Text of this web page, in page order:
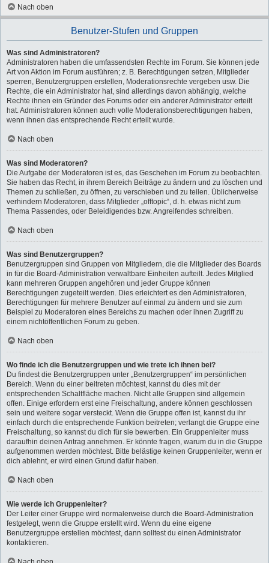
Nach oben
Benutzer-Stufen und Gruppen
Was sind Administratoren?
Administratoren haben die umfassendsten Rechte im Forum. Sie können jede
Art von Aktion im Forum ausführen; z. B. Berechtigungen setzen, Mitglieder
sperren, Benutzergruppen erstellen, Moderationsrechte vergeben usw. Die
Rechte, die ein Administrator hat, sind allerdings davon abhängig, welche
Rechte ihnen ein Gründer des Forums oder ein anderer Administrator erteilt
hat. Administratoren können auch volle Moderationsberechtigungen haben,
wenn ihnen das entsprechende Recht erteilt wurde.
Nach oben
Was sind Moderatoren?
Die Aufgabe der Moderatoren ist es, das Geschehen im Forum zu beobachten.
Sie haben das Recht, in ihrem Bereich Beiträge zu ändern und zu löschen und
Themen zu schließen, zu öffnen, zu verschieben und zu teilen. Üblicherweise
verhindern Moderatoren, dass Mitglieder „offtopic“, d. h. etwas nicht zum
Thema Passendes, oder Beleidigendes bzw. Angreifendes schreiben.
Nach oben
Was sind Benutzergruppen?
Benutzergruppen sind Gruppen von Mitgliedern, die die Mitglieder des Boards
in für die Board-Administration verwaltbare Einheiten aufteilt. Jedes Mitglied
kann mehreren Gruppen angehören und jeder Gruppe können
Berechtigungen zugeteilt werden. Dies erleichtert es den Administratoren,
Berechtigungen für mehrere Benutzer auf einmal zu ändern und sie zum
Beispiel zu Moderatoren eines Bereichs zu machen oder ihnen Zugriff zu
einem nichtöffentlichen Forum zu geben.
Nach oben
Wo finde ich die Benutzergruppen und wie trete ich ihnen bei?
Du findest die Benutzergruppen unter „Benutzergruppen“ im persönlichen
Bereich. Wenn du einer beitreten möchtest, kannst du dies mit der
entsprechenden Schaltfläche machen. Nicht alle Gruppen sind allgemein
offen. Einige erfordern erst eine Freischaltung, andere können geschlossen
sein und weitere sogar versteckt. Wenn die Gruppe offen ist, kannst du ihr
einfach durch die entsprechende Funktion beitreten; verlangt die Gruppe eine
Freischaltung, so kannst du dich für sie bewerben. Ein Gruppenleiter muss
daraufhin deinen Antrag annehmen. Er könnte fragen, warum du in die Gruppe
aufgenommen werden möchtest. Bitte belästige keinen Gruppenleiter, wenn er
dich ablehnt, er wird einen Grund dafür haben.
Nach oben
Wie werde ich Gruppenleiter?
Der Leiter einer Gruppe wird normalerweise durch die Board-Administration
festgelegt, wenn die Gruppe erstellt wird. Wenn du eine eigene
Benutzergruppe erstellen möchtest, dann solltest du einen Administrator
kontaktieren.